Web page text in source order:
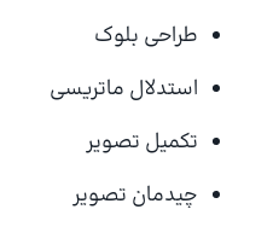
طراحی بلوک
استدلال ماتریسی
تکمیل تصویر
چیدمان تصویر